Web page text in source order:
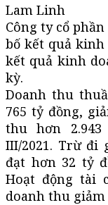
Lam Linh
Công ty cổ
bố kết quả
kết quả kinh
kỳ.
Doanh thu
765 tỷ đồng,
thu hơn
III/2021. Trừ đi
đạt hơn 32 tỷ
Hoạt động tài
doanh thu giảm